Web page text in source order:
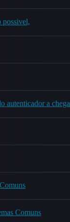
possivel,
autenticador a
Comuns